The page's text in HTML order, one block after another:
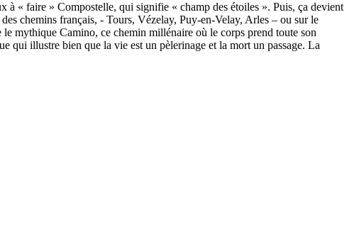
« faire » Compostelle, qui signifie « champ des étoiles ». Puis, ça devient
chemins français, - Tours, Vézelay, Puy-en-Velay, Arles – ou sur le
mythique Camino, ce chemin millénaire où le corps prend toute son
qui illustre bien que la vie est un pèlerinage et la mort un passage. La